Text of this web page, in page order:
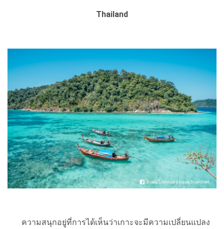
Thailand
ความสนุกอยู่ที่การได้เห็นว่าเกาะจะมีความเปลี่ยนแปลง